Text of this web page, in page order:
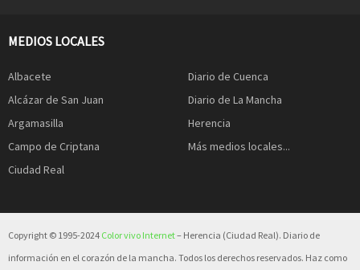
MEDIOS LOCALES
Albacete
Alcázar de San Juan
Argamasilla
Campo de Criptana
Ciudad Real
Diario de Cuenca
Diario de La Mancha
Herencia
Más medios locales...
Copyright © 1995-2024 Color vivo Internet– Herencia (Ciudad Real). Diario de
información en el corazón de la mancha. Todos los derechos reservados. Haz como